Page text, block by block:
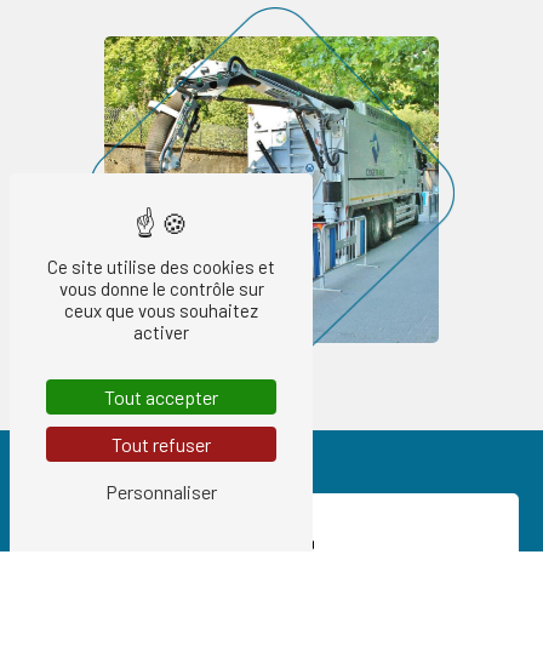
Ce site utilise des cookies et
vous donne le contrôle sur
ceux que vous souhaitez
activer
Tout accepter
Tout refuser
Personnaliser